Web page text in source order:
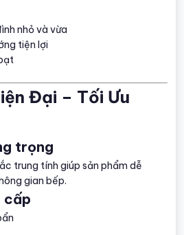
nhỏ và vừa
tiện lợi
Đại – Tối Ưu
trọng
trung tính giúp sản phẩm dễ
gian bếp.
cấp